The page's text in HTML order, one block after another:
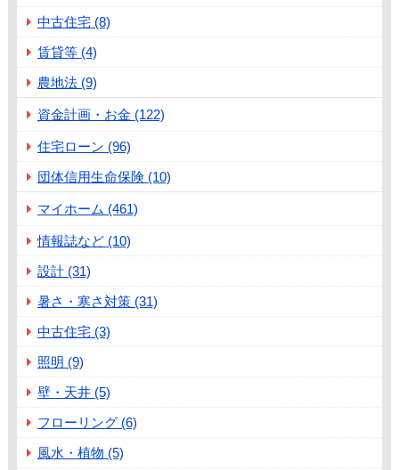
中古住宅 (8)
賃貸等 (4)
農地法 (9)
資金計画・お金 (122)
住宅ローン (96)
団体信用生命保険 (10)
マイホーム (461)
情報誌など (10)
設計 (31)
暑さ・寒さ対策 (31)
中古住宅 (3)
照明 (9)
壁・天井 (5)
フローリング (6)
風水・植物 (5)